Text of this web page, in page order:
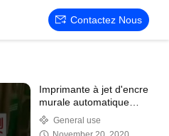
Contactez Nous
Imprimante à jet d'encre
murale automatique
ZKMC, votre partenaire
fiable pour une
General use